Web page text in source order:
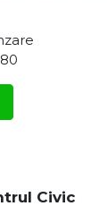
Civic